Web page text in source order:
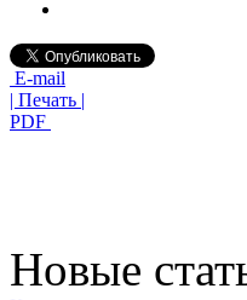
E-mail
| Печать |
PDF
Новые